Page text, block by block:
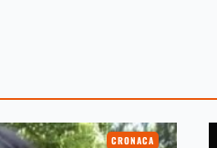
CRONACA